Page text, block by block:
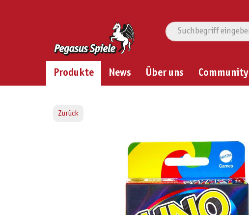
Produkte News Über uns Community
Zurück
Bildergalerie überspringen